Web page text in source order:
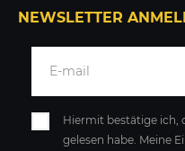
NEWSLETTER
Hiermit bestätige ich,
gelesen habe. Meine